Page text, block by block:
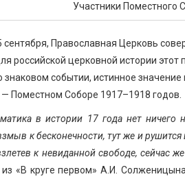
Участники Поместного
сентября, Православная Церковь
российской церковной истории
событии, истинное
Поместном Соборе 1917–1918 годов.
в истории 17 года нет ничего
к бесконечности, тут же и
к невиданной свободе, сейчас
из «В круге первом» А.И.